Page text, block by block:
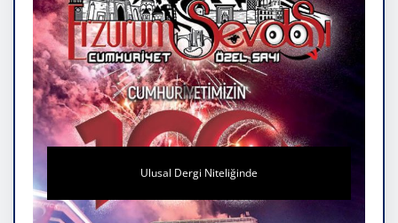
Ulusal Dergi Niteliğinde